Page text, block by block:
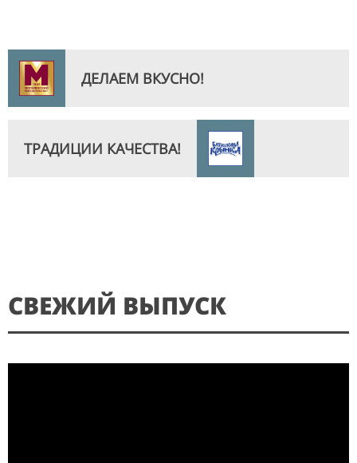
СВЕЖИЙ ВЫПУСК
ДЕЛАЕМ ВКУСНО!
ТРАДИЦИИ КАЧЕСТВА!